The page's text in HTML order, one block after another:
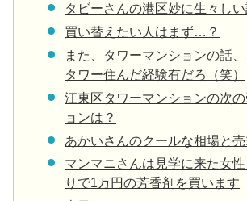
タビーさんの港区妙に生々し
買い替えたい人はまず…？
また、タワーマンションの話
タワー住んだ経験有だろ（笑）
江東区タワーマンションの次
ョンは？
あかいさんのクールな相場と
マンマニさんは見学に来た女
りで1万円の芳香剤を買います